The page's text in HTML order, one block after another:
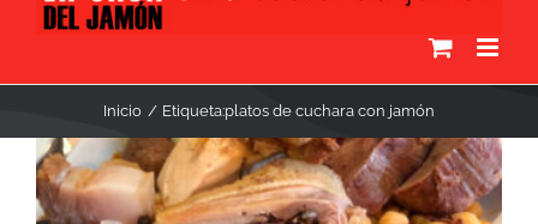
Inicio Etiqueta:platos de cuchara con jamón